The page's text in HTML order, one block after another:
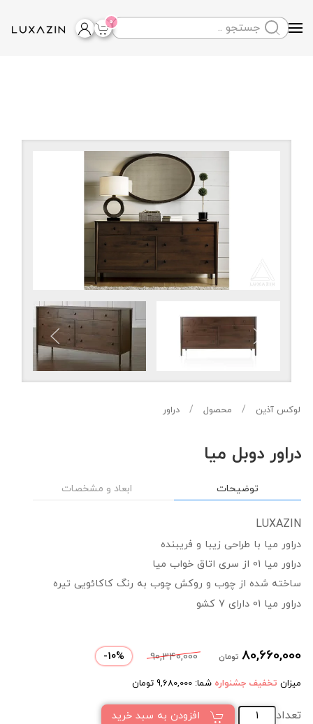
Skip to main content
0
لوکس آذین محصول دراور
دراور دوبل میا
توضیحات ابعاد و مشخصات
LUXAZIN
دراور میا با طراحی زیبا و فریبنده
دراور میا 01 از سری اتاق خواب میا
ساخته شده از چوب و روکش چوب به رنگ کاکائویی تیره
دراور میا 01 دارای 7 کشو
80,660,000 تومان 90,340,000
10%
-
میزان تخفیف جشنواره شما: 9,680,000 تومان
تعداد افزودن به سبد خرید